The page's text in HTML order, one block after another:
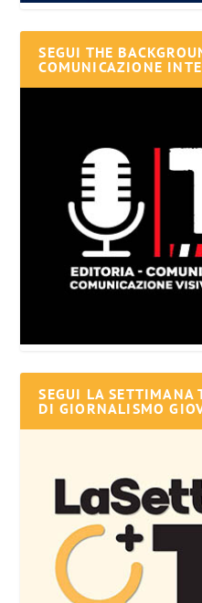
SEGUI THE
COMUNICAZIONE
SEGUI LA SETTIMANA
DI GIORNALISMO